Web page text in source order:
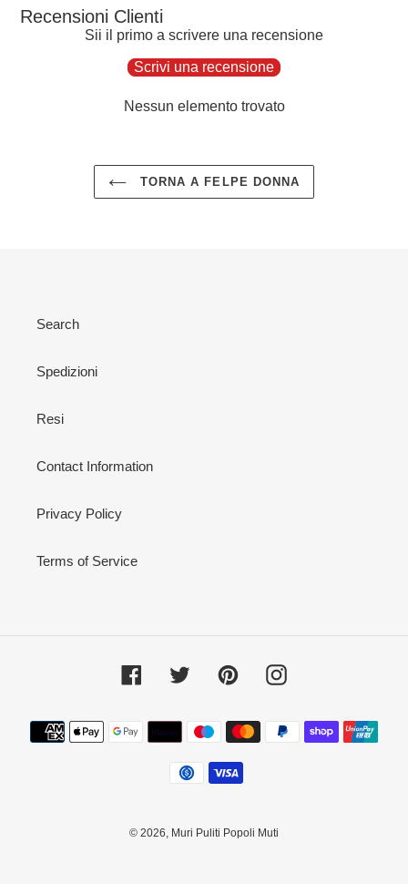
Recensioni Clienti
Sii il primo a scrivere una recensione
Scrivi una recensione
Nessun elemento trovato
TORNA A FELPE DONNA
Search
Spedizioni
Resi
Contact Information
Privacy Policy
Terms of Service
Facebook Twitter PinterestInstagram
Metodi
di
pagamento
© 2026, Muri Puliti Popoli Muti